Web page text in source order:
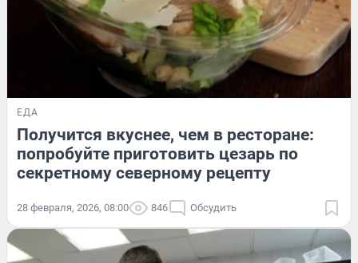
ЕДА
Получится вкуснее, чем в ресторане:
попробуйте приготовить цезарь по
секретному северному рецепту
28 февраля, 2026, 08:00 846 Обсудить